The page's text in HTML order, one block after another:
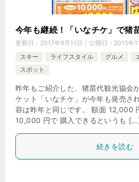
今年も継続！「いなチケ」で猪
更新日： 2017年9月11日 公開日： 2015年
スキー
ライフスタイル グルメ
スポット
昨年もご紹介した、猪苗代観光協会
ケット「いなチケ」が今年も発売
容は昨年と同じです。 額面 12,000
10,000 円で 購入できるというも
続きを読む